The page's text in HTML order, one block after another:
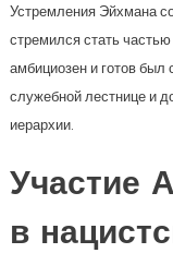
Устремления Эйхмана
стремился стать
амбициозен и готов был
служебной лестнице и
иерархии.
Участие
в